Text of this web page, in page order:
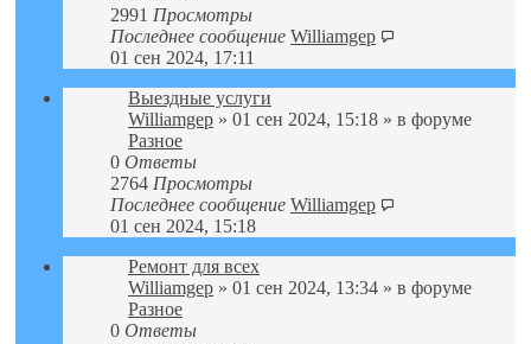
2991 Просмотры
Последнее сообщение Williamgep
01 сен 2024, 17:11
Выездные услуги
Williamgep » 01 сен 2024, 15:18 » в форуме
Разное
0 Ответы
2764 Просмотры
Последнее сообщение Williamgep
01 сен 2024, 15:18
Ремонт для всех
Williamgep » 01 сен 2024, 13:34 » в форуме
Разное
0 Ответы